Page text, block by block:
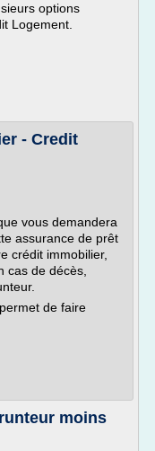
options
Logement.
- Credit
vous demandera
assurance de prêt
crédit immobilier,
cas de décès,
de faire
moins